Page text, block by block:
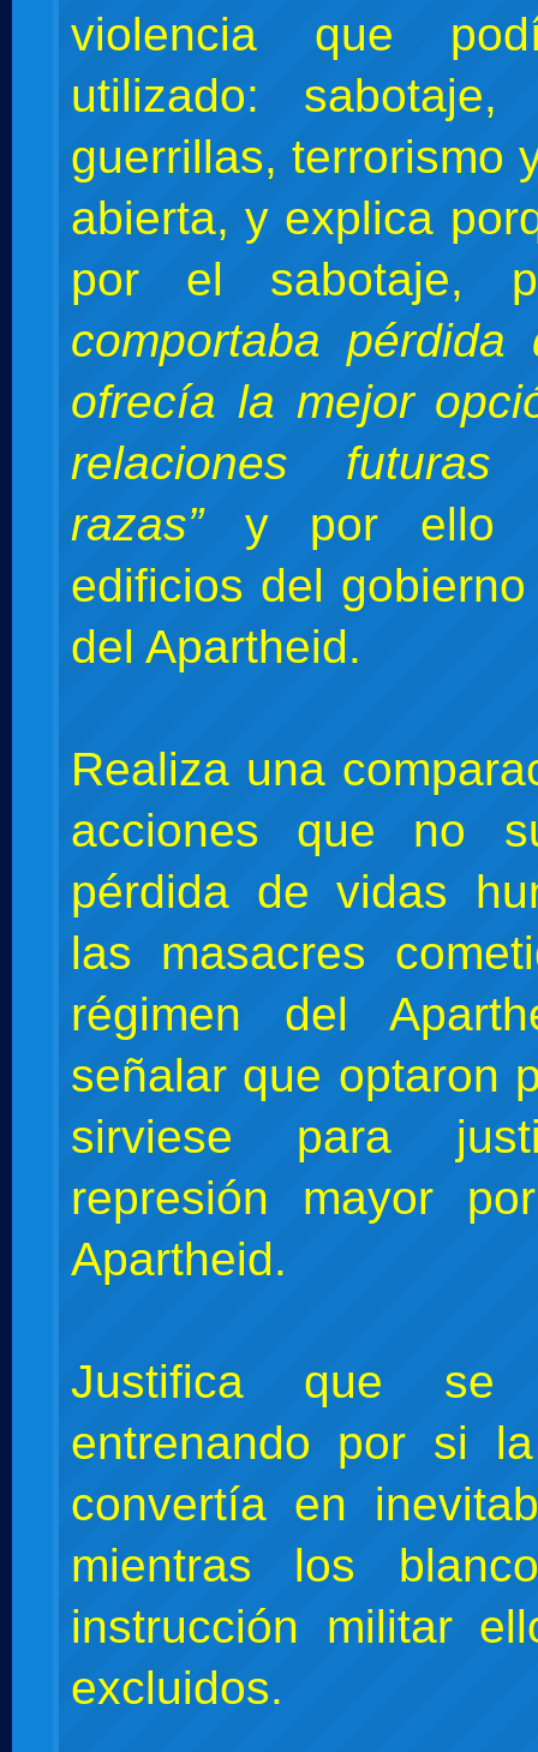
violencia que
utilizado:
guerrillas, terrorismo
abierta, y explica
por el sabotaje,
comportaba
ofrecía la mejor
relaciones
razas”y por ello
edificios del
del Apartheid.
Realiza una
acciones que no
pérdida de vidas
las masacres
régimen del
señalar que optaron
sirviese para
represión mayor
Apartheid.
Justifica que se
entrenando por si
convertía en
mientras los
instrucción militar
excluidos.